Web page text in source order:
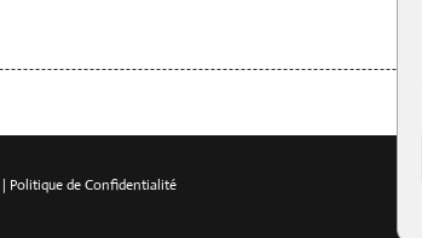
| Politique de Confidentialité